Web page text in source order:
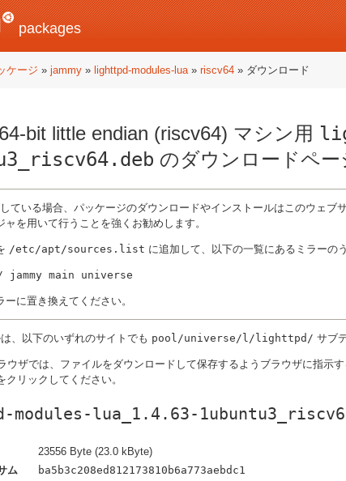
packages
ケージ » jammy » lighttpd-modules-lua» riscv64 » ダウンロード
bit little endian (riscv64) マシン用
のダウンロードペー
ている場合、パッケージのダウンロードやインストールはこのウェブ
ャを用いて行うことを強くお勧めします。
/etc/apt/sources.list に追加して、以下の一覧にあるミラーの
ーに置き換えてください。
、以下のいずれのサイトでも pool/universe/l/lighttpd/ サブ
ウザでは、ファイルをダウンロードして保存するようブラウザに指示
クリックしてください。
lua_1.4.63-
23556 Byte (23.0 kByte)
ム
ba5b3c208ed812173810b6a773aebdc1